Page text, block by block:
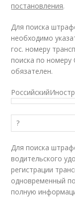
постановления.
Для поиска
необходимо
гос. номеру
поиска по
обязателен.
?
Для поиска
водительского
регистрации
одновременный
полную